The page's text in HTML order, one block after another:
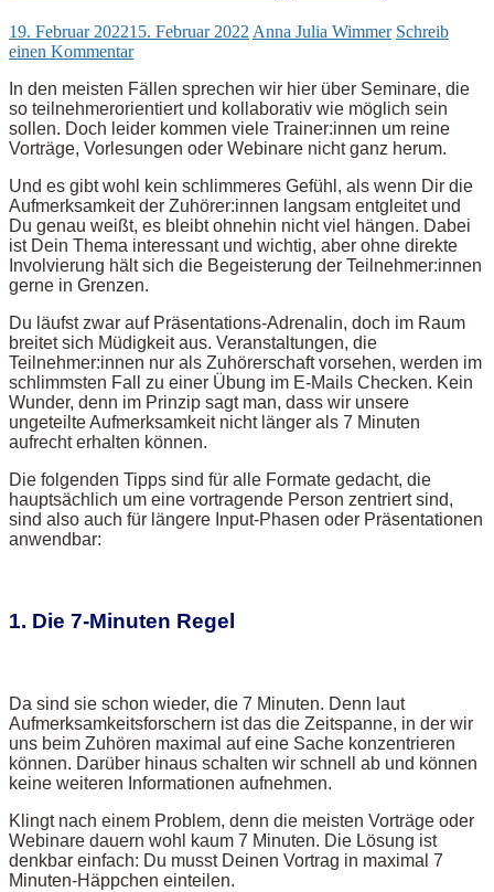
19. Februar 202215. Februar 2022 Anna Julia Wimmer Schreib
einen Kommentar
In den meisten Fällen sprechen wir hier über Seminare, die
so teilnehmerorientiert und kollaborativ wie möglich sein
sollen. Doch leider kommen viele Trainer:innen um reine
Vorträge, Vorlesungen oder Webinare nicht ganz herum.
Und es gibt wohl kein schlimmeres Gefühl, als wenn Dir die
Aufmerksamkeit der Zuhörer:innen langsam entgleitet und
Du genau weißt, es bleibt ohnehin nicht viel hängen. Dabei
ist Dein Thema interessant und wichtig, aber ohne direkte
Involvierung hält sich die Begeisterung der Teilnehmer:innen
gerne in Grenzen.
Du läufst zwar auf Präsentations-Adrenalin, doch im Raum
breitet sich Müdigkeit aus. Veranstaltungen, die
Teilnehmer:innen nur als Zuhörerschaft vorsehen, werden im
schlimmsten Fall zu einer Übung im E-Mails Checken. Kein
Wunder, denn im Prinzip sagt man, dass wir unsere
ungeteilte Aufmerksamkeit nicht länger als 7 Minuten
aufrecht erhalten können.
Die folgenden Tipps sind für alle Formate gedacht, die
hauptsächlich um eine vortragende Person zentriert sind,
sind also auch für längere Input-Phasen oder Präsentationen
anwendbar:
1. Die 7-Minuten Regel
Da sind sie schon wieder, die 7 Minuten. Denn laut
Aufmerksamkeitsforschern ist das die Zeitspanne, in der wir
uns beim Zuhören maximal auf eine Sache konzentrieren
können. Darüber hinaus schalten wir schnell ab und können
keine weiteren Informationen aufnehmen.
Klingt nach einem Problem, denn die meisten Vorträge oder
Webinare dauern wohl kaum 7 Minuten. Die Lösung ist
denkbar einfach: Du musst Deinen Vortrag in maximal 7
Minuten-Häppchen einteilen.